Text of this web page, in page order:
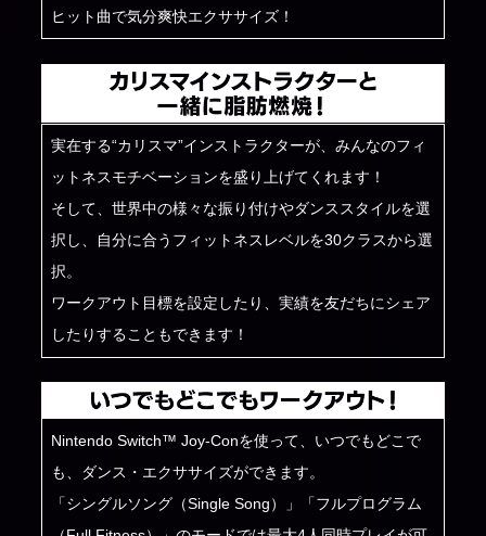
ヒット曲で気分爽快エクササイズ！
実在する“カリスマ”インストラクターが、みんなのフィ
ットネスモチベーションを盛り上げてくれます！
そして、世界中の様々な振り付けやダンススタイルを選
択し、自分に合うフィットネスレベルを30クラスから選
択。
ワークアウト目標を設定したり、実績を友だちにシェア
したりすることもできます！
Nintendo Switch™ Joy-Conを使って、いつでもどこで
も、ダンス・エクササイズができます。
「シングルソング（Single Song）」「フルプログラム